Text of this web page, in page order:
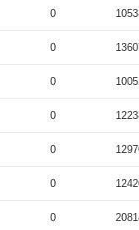
0
0
0
0
0
0
0